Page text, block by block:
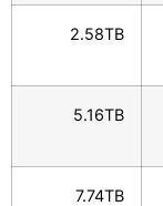
2.58TB
5.16TB
7.74TB